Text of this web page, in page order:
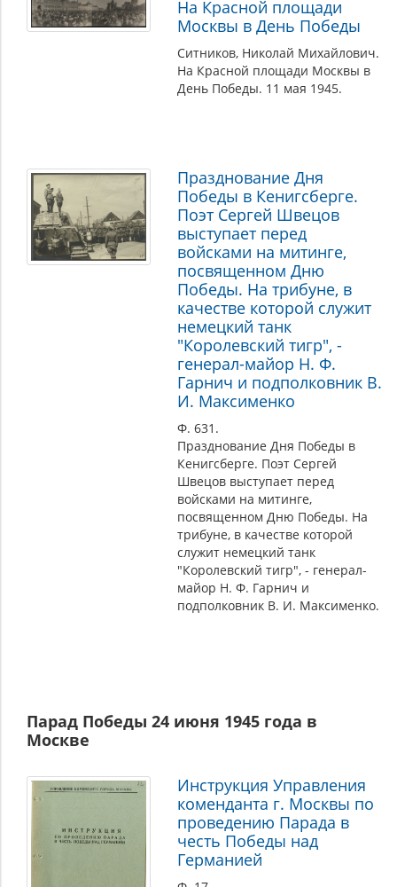
На Красной площади
Москвы в День Победы
Ситников, Николай Михайлович.
На Красной площади Москвы в
День Победы. 11 мая 1945.
Празднование Дня
Победы в Кенигсберге.
Поэт Сергей Швецов
выступает перед
войсками на митинге,
посвященном Дню
Победы. На трибуне, в
качестве которой служит
немецкий танк
"Королевский тигр", -
генерал-майор Н. Ф.
Гарнич и подполковник В.
И. Максименко
Ф. 631.
Празднование Дня Победы в
Кенигсберге. Поэт Сергей
Швецов выступает перед
войсками на митинге,
посвященном Дню Победы. На
трибуне, в качестве которой
служит немецкий танк
"Королевский тигр", - генерал-
майор Н. Ф. Гарнич и
подполковник В. И. Максименко.
Парад Победы 24 июня 1945 года в
Москве
Инструкция Управления
коменданта г. Москвы по
проведению Парада в
честь Победы над
Германией